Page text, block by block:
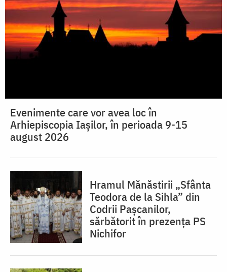
Evenimente care vor avea loc în
Arhiepiscopia Iaşilor, în perioada 9-15
august 2026
Hramul Mănăstirii „Sfânta
Teodora de la Sihla” din
Codrii Pașcanilor,
sărbătorit în prezența PS
Nichifor